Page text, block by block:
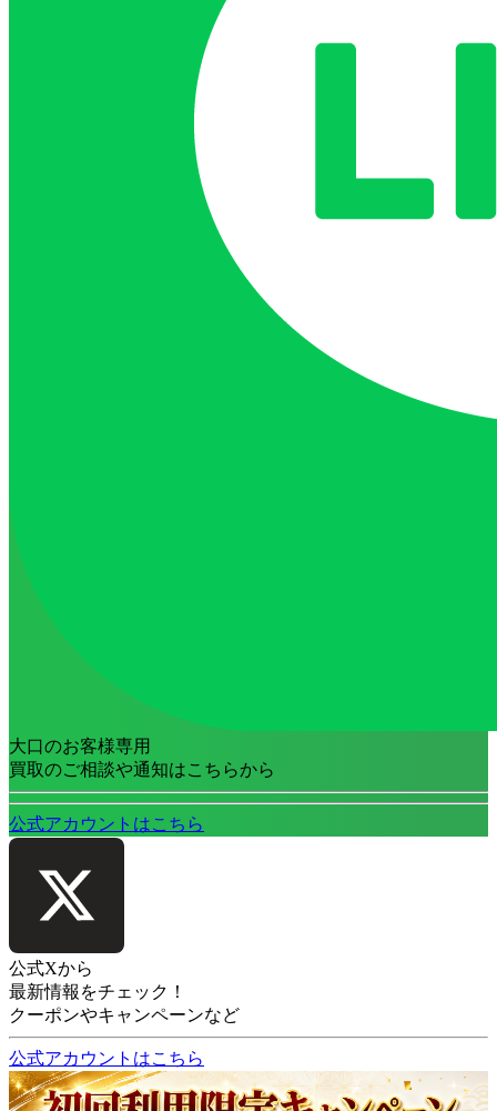
大口のお客様専用
買取のご相談や通知はこちらから
公式アカウントはこちら
公式Xから
最新情報をチェック！
クーポンやキャンペーンなど
公式アカウントはこちら